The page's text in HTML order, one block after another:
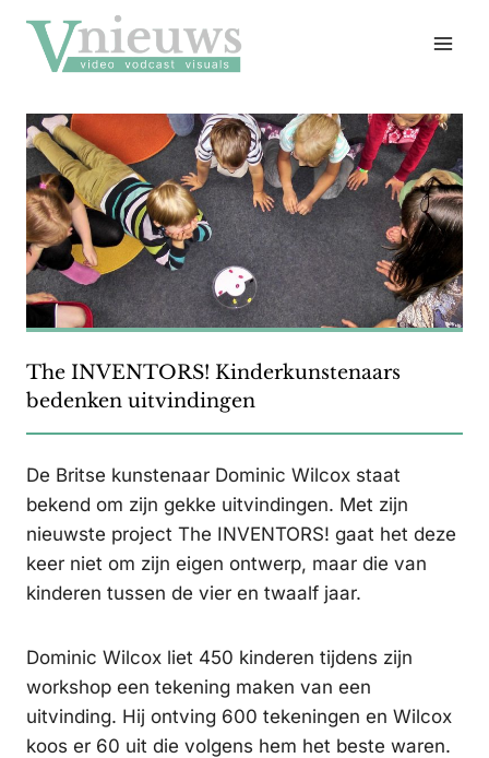
naar
inhoud
The INVENTORS! Kinderkunstenaars
bedenken uitvindingen
De Britse kunstenaar Dominic Wilcox staat
bekend om zijn gekke uitvindingen. Met zijn
nieuwste project The INVENTORS! gaat het deze
keer niet om zijn eigen ontwerp, maar die van
kinderen tussen de vier en twaalf jaar.
Dominic Wilcox liet 450 kinderen tijdens zijn
workshop een tekening maken van een
uitvinding. Hij ontving 600 tekeningen en Wilcox
koos er 60 uit die volgens hem het beste waren.